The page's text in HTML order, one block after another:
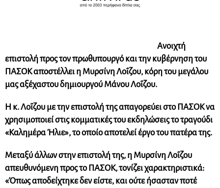
Ανοιχτή
επιστολή προς τον πρωθυπουργό και την κυβέρνηση του
ΠΑΣΟΚ αποστέλλει η Μυρσίνη Λοΐζου, κόρη του μεγάλου
μας αξέχαστου δημιουργού Μάνου Λοΐζου.
Η κ. Λοΐζου με την επιστολή της απαγορεύει στο ΠΑΣΟΚ να
χρησιμοποιεί στις κομματικές του εκδηλώσεις το τραγούδι
«Καλημέρα Ήλιε», το οποίο αποτελεί έργο του πατέρα της.
Μεταξύ άλλων στην επιστολή της, η Μυρσίνη Λοΐζου
απευθυνόμενη προς το ΠΑΣΟΚ, τονίζει χαρακτηριστικά:
«Όπως αποδείχτηκε δεν είστε, και ούτε ήσασταν ποτέ